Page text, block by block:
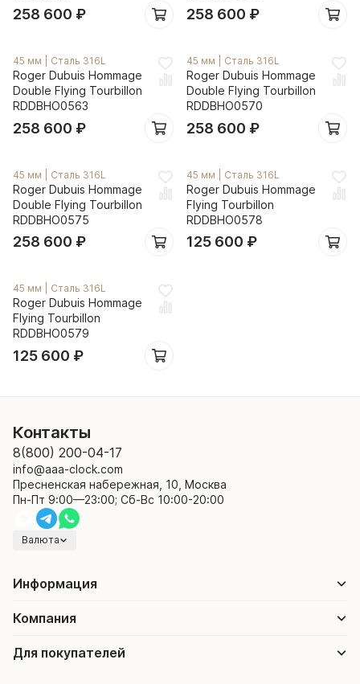
258 600 ₽ 258 600 ₽
45 мм Сталь 316L
Roger Dubuis Hommage
Double Flying Tourbillon
RDDBHO0563
258 600 ₽
45 мм Сталь 316L
Roger Dubuis Hommage
Double Flying Tourbillon
RDDBHO0570
258 600 ₽
45 мм Сталь 316L
Roger Dubuis Hommage
Double Flying Tourbillon
RDDBHO0575
258 600 ₽
45 мм Сталь 316L
Roger Dubuis Hommage
Flying Tourbillon
RDDBHO0578
125 600 ₽
45 мм Сталь 316L
Roger Dubuis Hommage
Flying Tourbillon
RDDBHO0579
125 600 ₽
Контакты
8(800) 200-04-17
info@aaa-clock.com
Пресненская набережная, 10, Москва
Пн-Пт 9:00—23:00; Сб-Вс 10:00-20:00
Валюта
Информация
Компания
Для покупателей